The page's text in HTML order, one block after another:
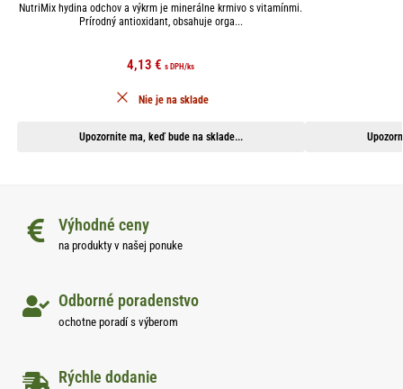
NutriMix hydina odchov a výkrm je minerálne krmivo s vitamínmi.
Prírodný antioxidant, obsahuje orga...
4,13€ s DPH/ks
Upozornite ma, keď bude na sklade...
Nie je na sklade
Výhodné ceny
na produkty v našej ponuke
Odborné poradenstvo
ochotne poradí s výberom
Rýchle dodanie